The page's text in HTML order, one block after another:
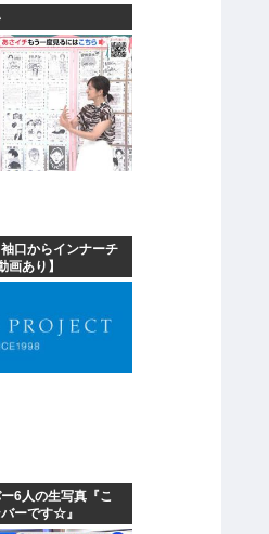
口からインナーチ
画あり】
ー6人の生写真『こ
ーです☆』